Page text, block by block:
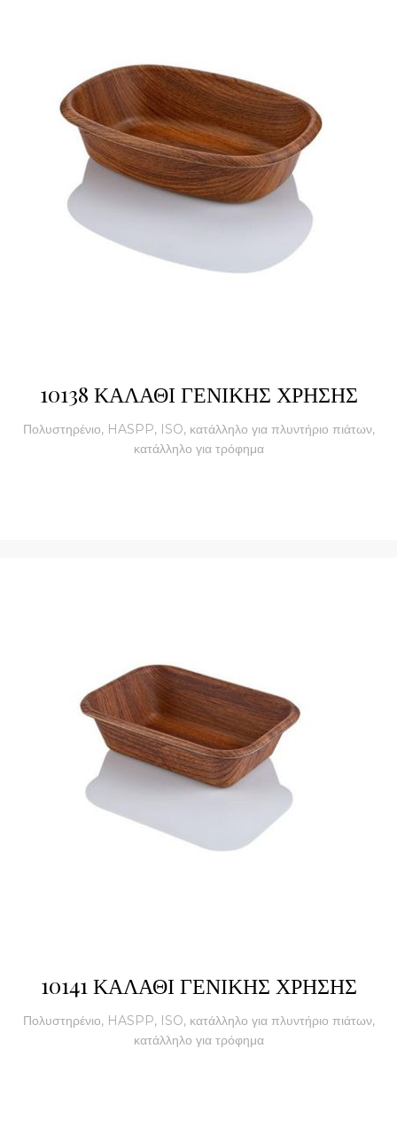
10138 ΚΑΛΑΘΙ ΓΕΝΙΚΗΣ ΧΡΗΣΗΣ
Πολυστηρένιο, HASPP, ISO, κατάλληλο για πλυντήριο πιάτων,
κατάλληλο για τρόφημα
10141 ΚΑΛΑΘΙ ΓΕΝΙΚΗΣ ΧΡΗΣΗΣ
Πολυστηρένιο, HASPP, ISO, κατάλληλο για πλυντήριο πιάτων,
κατάλληλο για τρόφημα